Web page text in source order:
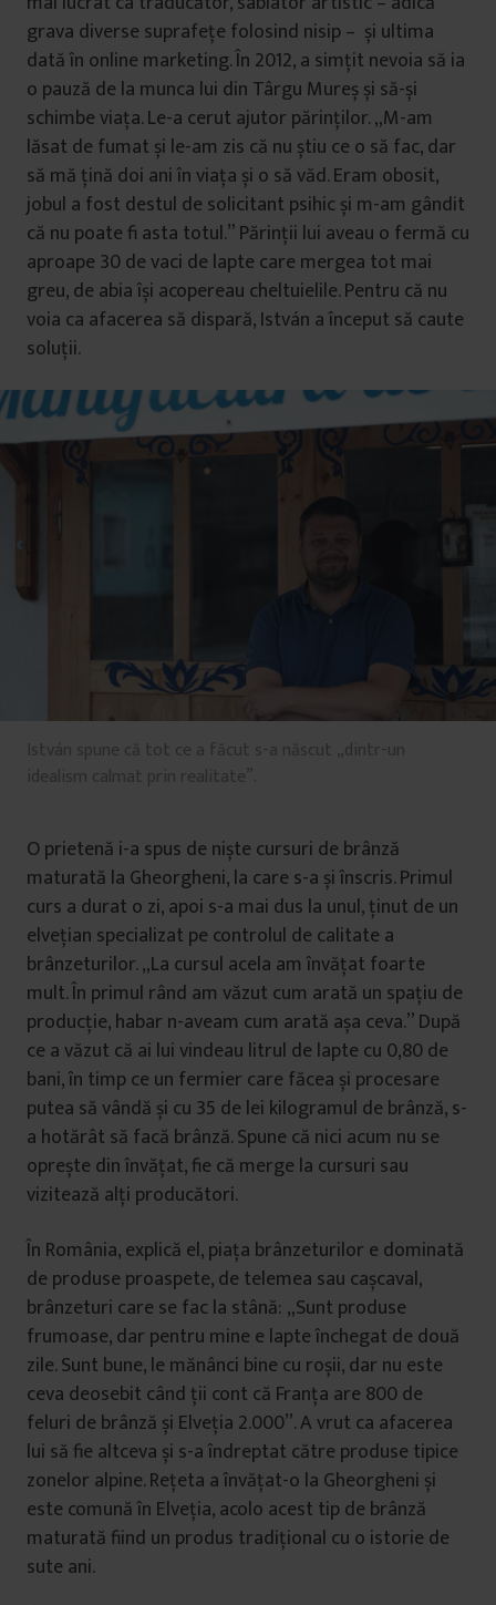
grava diverse suprafețe folosind nisip – și ultima
dată în online marketing. În 2012, a simțit nevoia să ia
o pauză de la munca lui din Târgu Mureș și să-și
schimbe viața. Le-a cerut ajutor părinților. „M-am
lăsat de fumat și le-am zis că nu știu ce o să fac, dar
să mă țină doi ani în viața și o să văd. Eram obosit,
jobul a fost destul de solicitant psihic și m-am gândit
că nu poate fi asta totul.” Părinții lui aveau o fermă cu
aproape 30 de vaci de lapte care mergea tot mai
greu, de abia își acopereau cheltuielile. Pentru că nu
voia ca afacerea să dispară, István a început să caute
soluții.
István spune că tot ce a făcut s-a născut „dintr-un
idealism calmat prin realitate”.
O prietenă i-a spus de niște cursuri de brânză
maturată la Gheorgheni, la care s-a și înscris. Primul
curs a durat o zi, apoi s-a mai dus la unul, ținut de un
elvețian specializat pe controlul de calitate a
brânzeturilor. „La cursul acela am învățat foarte
mult. În primul rând am văzut cum arată un spațiu de
producție, habar n-aveam cum arată așa ceva.” După
ce a văzut că ai lui vindeau litrul de lapte cu 0,80 de
bani, în timp ce un fermier care făcea și procesare
putea să vândă și cu 35 de lei kilogramul de brânză, s-
a hotărât să facă brânză. Spune că nici acum nu se
oprește din învățat, fie că merge la cursuri sau
vizitează alți producători.
În România, explică el, piața brânzeturilor e dominată
de produse proaspete, de telemea sau cașcaval,
brânzeturi care se fac la stână: „Sunt produse
frumoase, dar pentru mine e lapte închegat de două
zile. Sunt bune, le mănânci bine cu roșii, dar nu este
ceva deosebit când ții cont că Franța are 800 de
feluri de brânză și Elveția 2.000”. A vrut ca afacerea
lui să fie altceva și s-a îndreptat către produse tipice
zonelor alpine. Rețeta a învățat-o la Gheorgheni și
este comună în Elveția, acolo acest tip de brânză
maturată fiind un produs tradițional cu o istorie de
sute ani.